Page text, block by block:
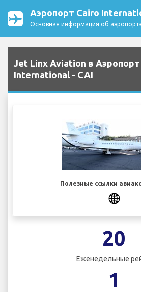
Аэропорт Cairo
Основная информация об аэропорте
Jet Linx Aviation в Аэропорт
International - CAI
Полезные ссылки
20
Еженедельные
1